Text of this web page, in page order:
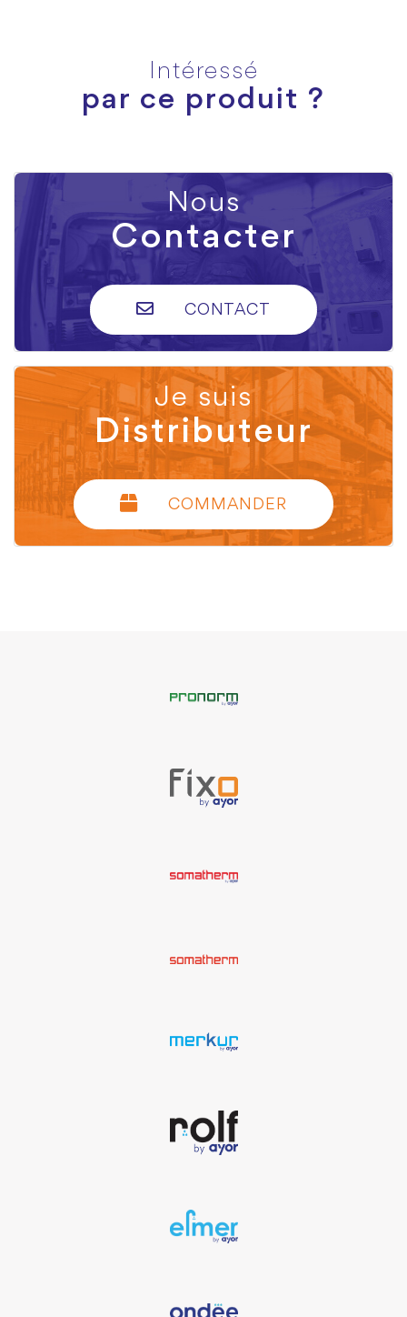
Intéressé
par ce produit ?
Nous
Contacter
CONTACT
Je suis
Distributeur
COMMANDER